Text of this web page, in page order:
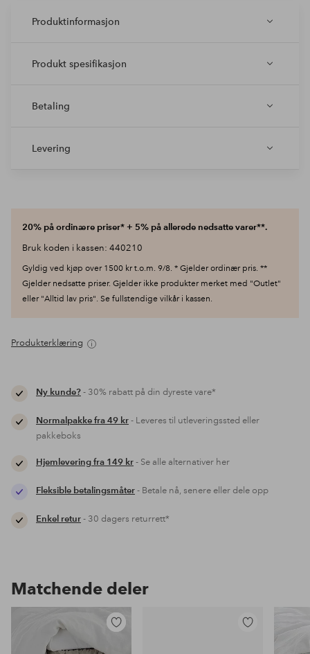
Produktinformasjon
Produkt spesifikasjon
Betaling
Levering
20% på ordinære priser* + 5% på allerede nedsatte varer**.
Bruk koden i kassen: 440210
Gyldig ved kjøp over 1500 kr t.o.m. 9/8. * Gjelder ordinær pris. **
Gjelder nedsatte priser. Gjelder ikke produkter merket med "Outlet"
eller "Alltid lav pris". Se fullstendige vilkår i kassen.
Produkterklæring
Ny kunde?- 30% rabatt på din dyreste vare*
Normalpakke fra 49 kr- Leveres til utleveringssted eller
pakkeboks
Hjemlevering fra 149 kr- Se alle alternativer her
Fleksible betalingsmåter- Betale nå, senere eller dele opp
Enkel retur- 30 dagers returrett*
Matchende deler